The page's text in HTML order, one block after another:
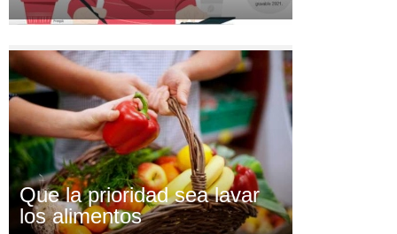
Que la prioridad sea lavar
los alimentos